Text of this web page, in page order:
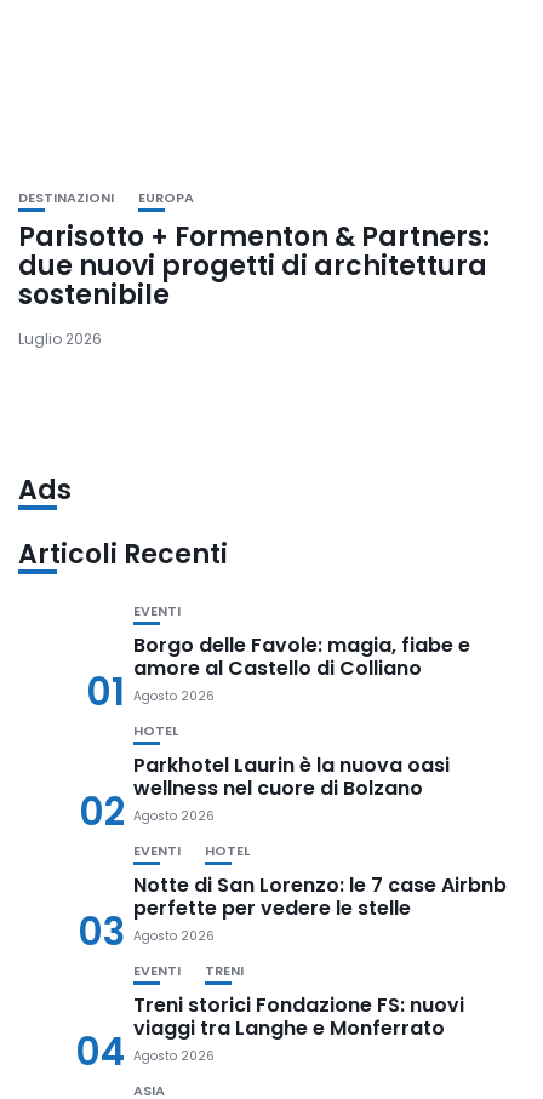
DESTINAZIONI EUROPA
Parisotto + Formenton & Partners:
due nuovi progetti di architettura
sostenibile
Luglio 2026
Ads
Articoli Recenti
01
EVENTI
Borgo delle Favole: magia, fiabe e
amore al Castello di Colliano
Agosto 2026
02
HOTEL
Parkhotel Laurin è la nuova oasi
wellness nel cuore di Bolzano
Agosto 2026
03
EVENTI HOTEL
Notte di San Lorenzo: le 7 case Airbnb
perfette per vedere le stelle
Agosto 2026
04
EVENTI TRENI
Treni storici Fondazione FS: nuovi
viaggi tra Langhe e Monferrato
Agosto 2026
ASIA